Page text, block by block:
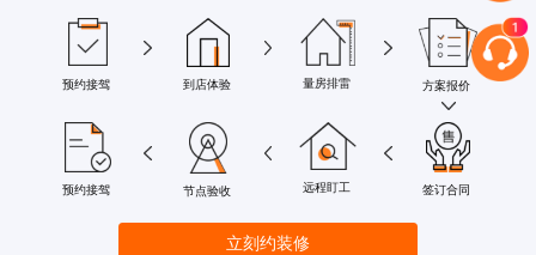
预约接驾 到店体验 量房排雷 方案报价
预约接驾 节点验收 远程盯工 签订合同
立刻约装修